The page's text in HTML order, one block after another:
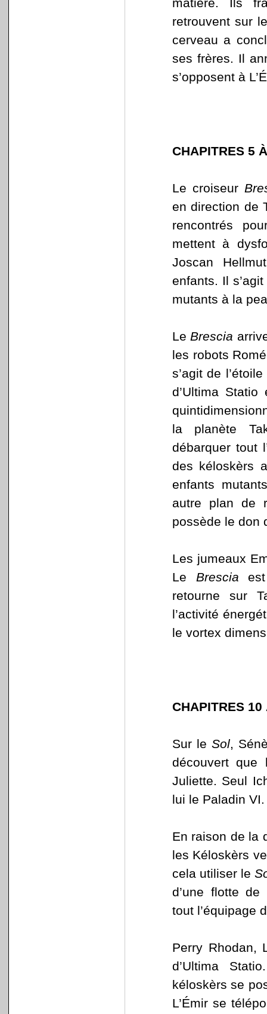
retrouvent sur
cerveau a
ses frères. Il
s’opposent à
CHAPITRES 5
Le croiseur
en direction de
rencontrés
mettent à
Joscan
enfants. Il
mutants à la
Le Brescia
les robots
s’agit de
d’Ultima
la planète
débarquer tout
des kéloskèrs
enfants
autre plan de
possède le don
Les jumeaux
Le Brescia
retourne sur
l’activité
le vortex
CHAPITRES 10
Sur le Sol,
découvert
Juliette. Seul
lui le Paladin VI.
En raison de la
les Kéloskèrs
cela utiliser le
d’une flotte de
tout l’équipage
Perry Rhodan,
d’Ultima
kéloskèrs se
L’Émir se